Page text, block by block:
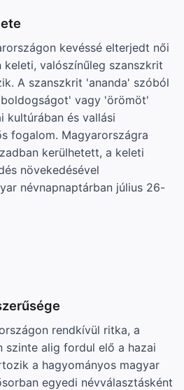
kevéssé elterjedt női
keleti, valószínűleg szanszkrit
A szanszkrit 'ananda' szóból
vagy 'örömöt'
kultúrában és vallási
fogalom. Magyarországra
kerülhetett, a keleti
növekedésével
névnapnaptárban július 26-
rendkívül ritka, a
szinte alig fordul elő a hazai
a hagyományos magyar
egyedi névválasztásként